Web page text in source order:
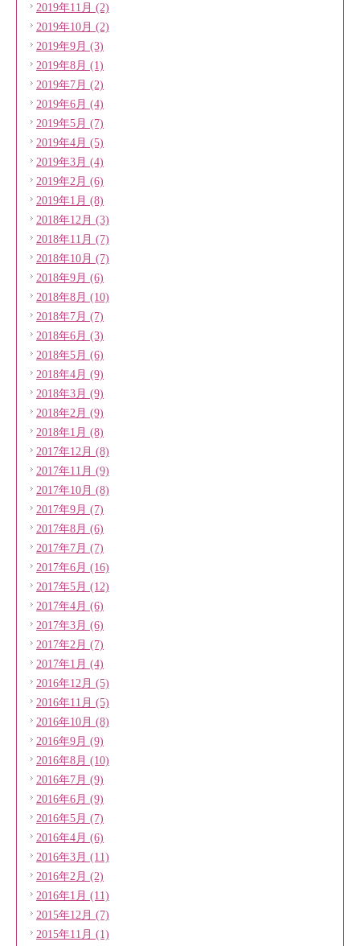
2019年11月 (2)
2019年10月 (2)
2019年9月 (3)
2019年8月 (1)
2019年7月 (2)
2019年6月 (4)
2019年5月 (7)
2019年4月 (5)
2019年3月 (4)
2019年2月 (6)
2019年1月 (8)
2018年12月 (3)
2018年11月 (7)
2018年10月 (7)
2018年9月 (6)
2018年8月 (10)
2018年7月 (7)
2018年6月 (3)
2018年5月 (6)
2018年4月 (9)
2018年3月 (9)
2018年2月 (9)
2018年1月 (8)
2017年12月 (8)
2017年11月 (9)
2017年10月 (8)
2017年9月 (7)
2017年8月 (6)
2017年7月 (7)
2017年6月 (16)
2017年5月 (12)
2017年4月 (6)
2017年3月 (6)
2017年2月 (7)
2017年1月 (4)
2016年12月 (5)
2016年11月 (5)
2016年10月 (8)
2016年9月 (9)
2016年8月 (10)
2016年7月 (9)
2016年6月 (9)
2016年5月 (7)
2016年4月 (6)
2016年3月 (11)
2016年2月 (2)
2016年1月 (11)
2015年12月 (7)
2015年11月 (1)